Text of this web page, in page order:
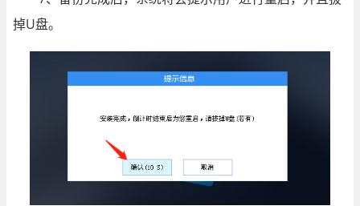
掉U盘。